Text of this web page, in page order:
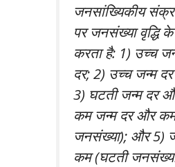
जनसांख्यिकीय
पर जनसंख्या वृद्धि
करता है: 1) उच्च
दर; 2) उच्च जन्म
3) घटती जन्म दर
कम जन्म दर और कम
जनसंख्या); और 5)
कम (घटती